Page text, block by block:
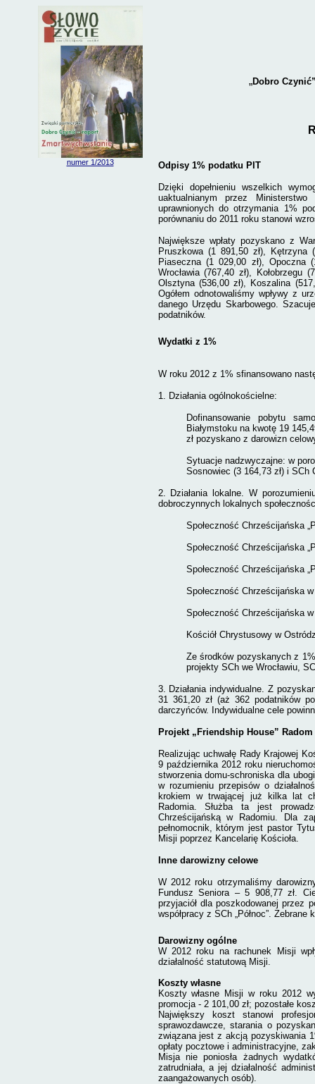
numer 1/2013
„Dobro
Odpisy 1% podatku PIT
Dzięki dopełnieniu wszelkich
uaktualnianym przez
uprawnionych do otrzymania 1%
porównaniu do 2011 roku stanowi
Największe wpłaty pozyskano z
Pruszkowa (1 891,50 zł),
Piaseczna (1 029,00 zł), Opoczna
Wrocławia (767,40 zł), Kołobrzegu
Olsztyna (536,00 zł), Koszalina
Ogółem odnotowaliśmy wpływy z
danego Urzędu Skarbowego.
podatników.
Wydatki z 1%
W roku 2012 z 1% sfinansowano
1. Działania ogólnokościelne:
Dofinansowanie pobytu
Białymstoku na kwotę 19
zł pozyskano z darowizn
Sytuacje nadzwyczajne: w
Sosnowiec (3 164,73 zł) i SCh
2. Działania lokalne. W
dobroczynnych lokalnych
Społeczność Chrześcijańska
Społeczność Chrześcijańska
Społeczność Chrześcijańska
Społeczność Chrześcijańska
Społeczność Chrześcijańska
Kościół Chrystusowy w
Ze środków pozyskanych z
projekty SCh we Wrocławiu,
3. Działania indywidualne. Z
31 361,20 zł (aż 362 podatników
darczyńców. Indywidualne cele
Projekt „Friendship House” Radom
Realizując uchwałę Rady Krajowej
9 października 2012 roku
stworzenia domu-schroniska dla
w rozumieniu przepisów o
krokiem w trwającej już kilka lat
Radomia. Służba ta jest
Chrześcijańską w Radomiu. Dla
pełnomocnik, którym jest pastor
Misji poprzez Kancelarię Kościoła.
Inne darowizny celowe
W 2012 roku otrzymaliśmy
Fundusz Seniora – 5 908,77 zł.
przyjaciół dla poszkodowanej przez
współpracy z SCh „Północ”.
Darowizny ogólne
W 2012 roku na rachunek Misji
działalność statutową Misji.
Koszty własne
Koszty własne Misji w roku 2012
promocja - 2 101,00 zł; pozostałe
Największy koszt stanowi
sprawozdawcze, starania o
związana jest z akcją pozyskiwania
opłaty pocztowe i administracyjne,
Misja nie poniosła żadnych
zatrudniała, a jej działalność
zaangażowanych osób).